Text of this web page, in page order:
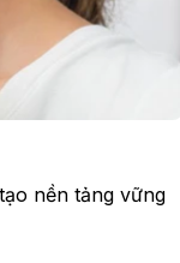
nền tảng vững